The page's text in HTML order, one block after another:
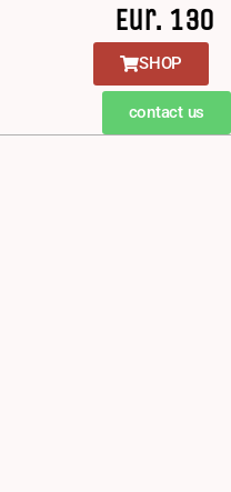
Eur. 130
SHOP
contact us